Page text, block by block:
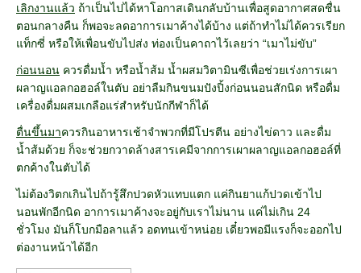
เลิกงานแล้ว ถ้าเป็นไปได้หาโอกาสเดินกลับบ้านเพื่อสูดอากาศสดชื่น
ตอนกลางคืน ก็พอจะลดอาการเมาค้างได้บ้าง แต่ถ้าทำไม่ได้ควรเรียก
แท็กซี่ หรือให้เพื่อนขับไปส่ง ท่องเป็นคาถาไว้เลยว่า “เมาไม่ขับ”
ก่อนนอน ควรดื่มน้ำ หรือน้ำส้ม น้ำผสมวิตามินซีเพื่อช่วยเร่งการเผา
ผลาญแอลกอฮอล์ในตับ อย่าลืมกินขนมปังปิ้งก่อนนอนสักนิด หรือดื่ม
เครื่องดื่มผสมเกลือแร่สำหรับนักกีฬาก็ได้
ตื่นขึ้นมาควรกินอาหารเช้าจำพวกที่มีโปรตีน อย่างไข่ดาว และดื่ม
น้ำส้มด้วย ก็จะช่วยกวาดล้างสารเคมีจากการเผาผลาญแอลกอฮอล์ที่
ตกค้างในตับได้
ไม่ต้องวิตกเกินไปถ้ารู้สึกปวดหัวแทบแตก แค่กินยาแก้ปวดเข้าไป
นอนพักอีกนิด อาการเมาค้างจะอยู่กับเราไม่นาน แค่ไม่เกิน 24
ชั่วโมง มันก็โบกมือลาแล้ว อดทนเข้าหน่อย เดี๋ยวพอมีแรงก็จะออกไป
ต่องานหน้าได้อีก